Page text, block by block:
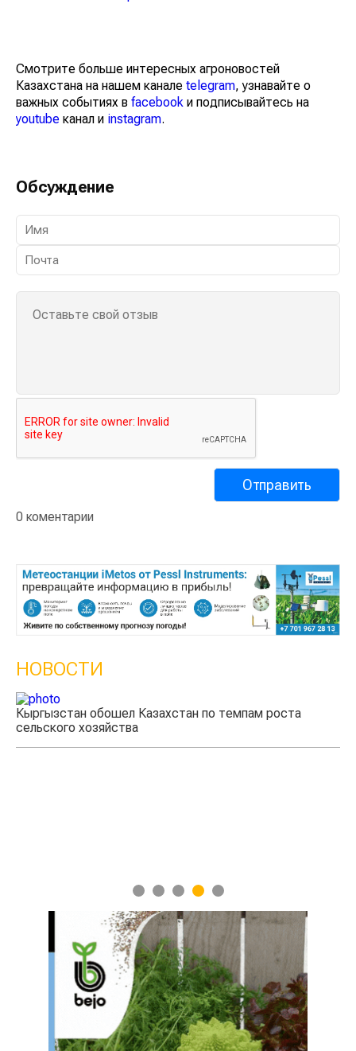
Смотрите больше интересных агроновостей
Казахстана на нашем канале telegram, узнавайте о
важных событиях в facebook и подписывайтесь на
youtube канал и instagram.
Обсуждение
0 коментарии
НОВОСТИ
Кыргызстан обошел Казахстан по темпам роста
сельского хозяйства
1 2 3 4 5